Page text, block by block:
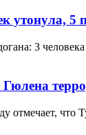
утонула, 5
3
что